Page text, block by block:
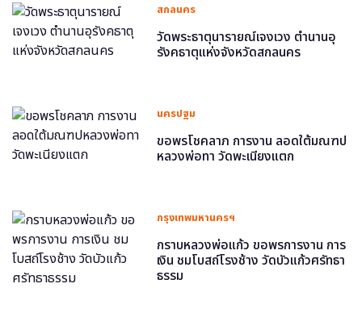
สกลนคร
วัดพระธาตุนารายณ์เจงเวง ตำนานอุ
รังคธาตุแห่งจังหวัดสกลนคร
นครปฐม
ขอพรโชคลาภ การงาน ลอดใต้มณฑป
หลวงพ่อทา วัดพะเนียงแตก
กรุงเทพมหานครฯ
กราบหลวงพ่อแก้ว ขอพรการงาน การ
เงิน ชมโบสถ์โรงช้าง วัดบัวแก้วศรัทธา
ธรรม